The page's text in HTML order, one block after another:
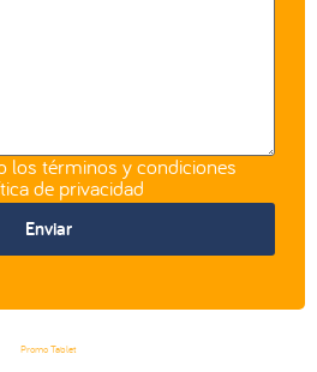
los términos y condiciones
de privacidad
Promo Tablet